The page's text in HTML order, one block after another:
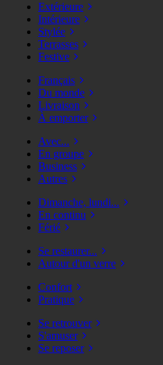
Extérieure
Intérieure
Stylée
Terrasses
Festive
Français
Du monde
Livraison
À emporter
Avec...
En groupe
Business
Autres
Dimanche, lundi...
En continu
Férié
Se restaurer...
Autour d'un verre
Confort
Pratique
Se retrouver
S'amuser
Se reposer